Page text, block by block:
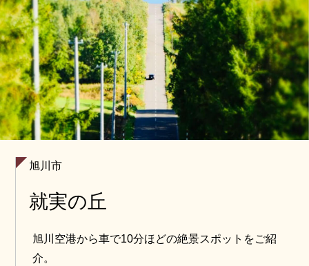
旭川市
就実の丘
旭川空港から車で10分ほどの絶景スポットをご紹
介。